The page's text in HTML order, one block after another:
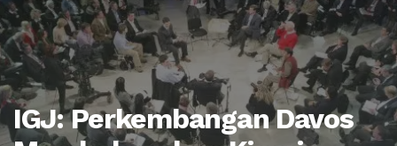
IGJ: Perkembangan Davos